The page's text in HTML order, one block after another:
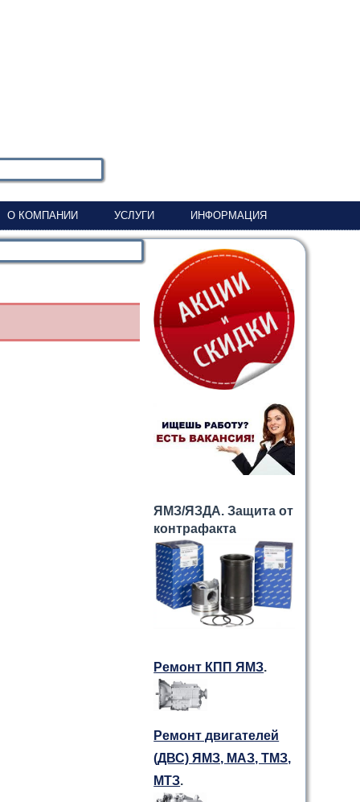
О КОМПАНИИ УСЛУГИ ИНФОРМАЦИЯ
ЯМЗ/ЯЗДА. Защита от
контрафакта
Ремонт КПП ЯМЗ.
Ремонт двигателей
(ДВС) ЯМЗ, МАЗ, ТМЗ,
МТЗ.